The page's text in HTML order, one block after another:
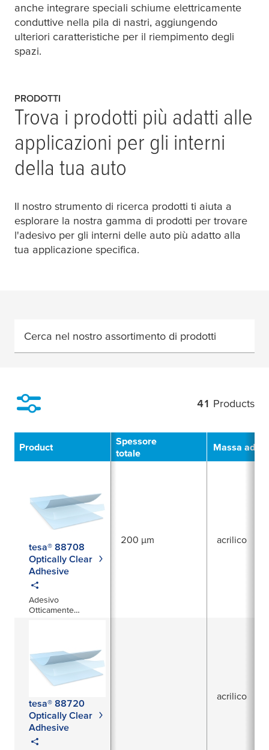
anche integrare speciali schiume elettricamente
conduttive nella pila di nastri, aggiungendo
ulteriori caratteristiche per il riempimento degli
spazi.
PRODOTTI
Trova i prodotti più adatti alle
applicazioni per gli interni
della tua auto
Il nostro strumento di ricerca prodotti ti aiuta a
esplorare la nostra gamma di prodotti per trovare
l'adesivo per gli interni delle auto più adatto alla
tua applicazione specifica.
Cerca nel nostro assortimento di prodotti
41 Products
Product
Spessore
totale
Massa
tesa® 88708
Optically Clear
Adhesive
Adesivo
Otticamente
Automotive
200 µm acrilico
tesa® 88720
Optically Clear
Adhesive
acrilico